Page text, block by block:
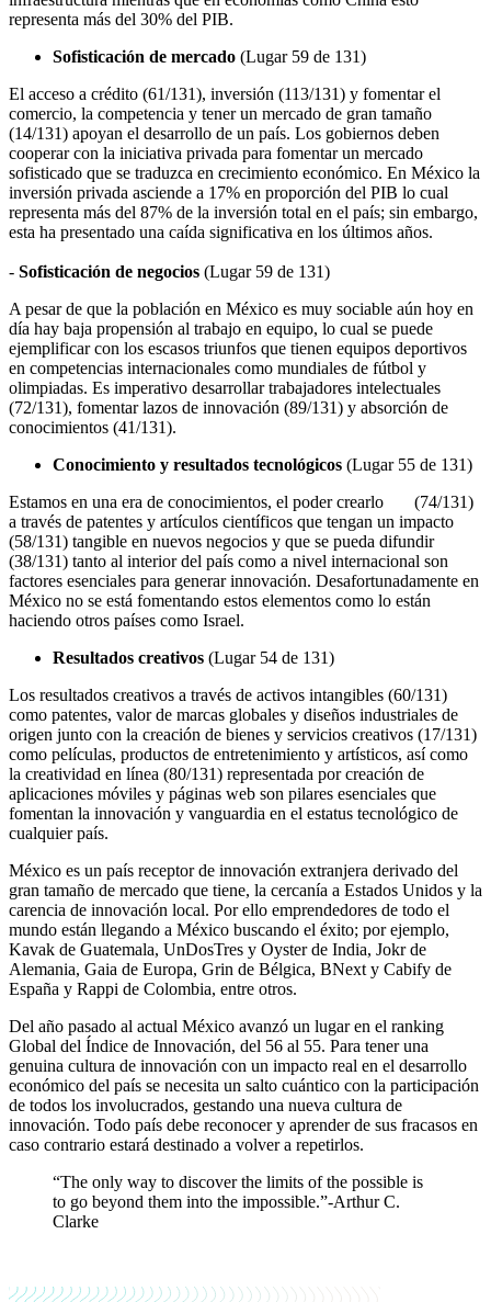
representa más del 30% del PIB.
Sofisticación de mercado (Lugar 59 de 131)
El acceso a crédito (61/131), inversión (113/131) y fomentar el
comercio, la competencia y tener un mercado de gran tamaño
(14/131) apoyan el desarrollo de un país. Los gobiernos deben
cooperar con la iniciativa privada para fomentar un mercado
sofisticado que se traduzca en crecimiento económico. En México la
inversión privada asciende a 17% en proporción del PIB lo cual
representa más del 87% de la inversión total en el país; sin embargo,
esta ha presentado una caída significativa en los últimos años.
- Sofisticación de negocios (Lugar 59 de 131)
A pesar de que la población en México es muy sociable aún hoy en
día hay baja propensión al trabajo en equipo, lo cual se puede
ejemplificar con los escasos triunfos que tienen equipos deportivos
en competencias internacionales como mundiales de fútbol y
olimpiadas. Es imperativo desarrollar trabajadores intelectuales
(72/131), fomentar lazos de innovación (89/131) y absorción de
conocimientos (41/131).
Conocimiento y resultados tecnológicos (Lugar 55 de 131)
Estamos en una era de conocimientos, el poder crearlo (74/131)
a través de patentes y artículos científicos que tengan un impacto
(58/131) tangible en nuevos negocios y que se pueda difundir
(38/131) tanto al interior del país como a nivel internacional son
factores esenciales para generar innovación. Desafortunadamente en
México no se está fomentando estos elementos como lo están
haciendo otros países como Israel.
Resultados creativos (Lugar 54 de 131)
Los resultados creativos a través de activos intangibles (60/131)
como patentes, valor de marcas globales y diseños industriales de
origen junto con la creación de bienes y servicios creativos (17/131)
como películas, productos de entretenimiento y artísticos, así como
la creatividad en línea (80/131) representada por creación de
aplicaciones móviles y páginas web son pilares esenciales que
fomentan la innovación y vanguardia en el estatus tecnológico de
cualquier país.
México es un país receptor de innovación extranjera derivado del
gran tamaño de mercado que tiene, la cercanía a Estados Unidos y la
carencia de innovación local. Por ello emprendedores de todo el
mundo están llegando a México buscando el éxito; por ejemplo,
Kavak de Guatemala, UnDosTres y Oyster de India, Jokr de
Alemania, Gaia de Europa, Grin de Bélgica, BNext y Cabify de
España y Rappi de Colombia, entre otros.
Del año pasado al actual México avanzó un lugar en el ranking
Global del Índice de Innovación, del 56 al 55. Para tener una
genuina cultura de innovación con un impacto real en el desarrollo
económico del país se necesita un salto cuántico con la participación
de todos los involucrados, gestando una nueva cultura de
innovación. Todo país debe reconocer y aprender de sus fracasos en
caso contrario estará destinado a volver a repetirlos.
“The only way to discover the limits of the possible is
to go beyond them into the impossible.”-Arthur C.
Clarke